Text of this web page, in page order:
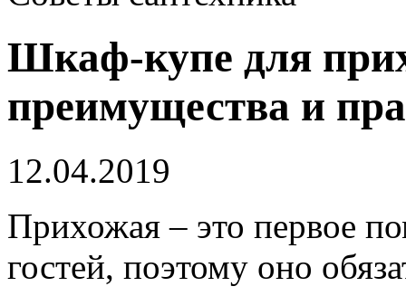
Шкаф-купе для
преимущества и
12.04.2019
Прихожая – это первое
гостей, поэтому оно